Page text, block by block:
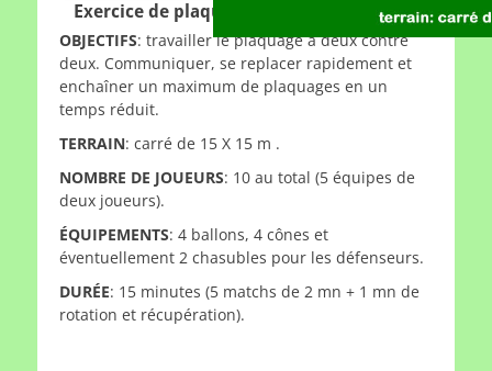
Exercice de plaquage à deux contre deux
OBJECTIFS: travailler le plaquage à deux contre
deux. Communiquer, se replacer rapidement et
enchaîner un maximum de plaquages en un
temps réduit.
TERRAIN: carré de 15 X 15 m .
NOMBRE DE JOUEURS: 10 au total (5 équipes de
deux joueurs).
ÉQUIPEMENTS: 4 ballons, 4 cônes et
éventuellement 2 chasubles pour les défenseurs.
DURÉE: 15 minutes (5 matchs de 2 mn + 1 mn de
rotation et récupération).